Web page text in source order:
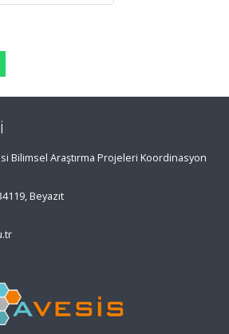
Bilimsel Araştırma Projeleri Koordinasyon
Beyazıt